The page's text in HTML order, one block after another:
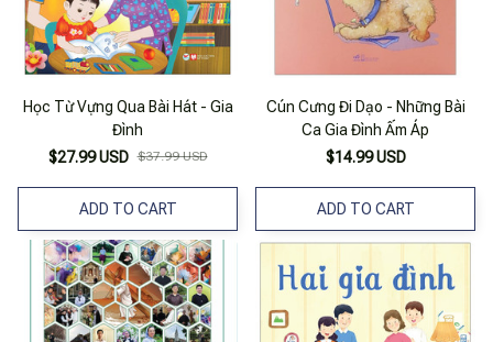
Học Từ Vựng Qua Bài Hát - Gia
Đình
$27.99 USD $37.99 USD
ADD TO CART
Cún Cưng Đi Dạo - Những Bài
Ca Gia Đình Ấm Áp
$14.99 USD
ADD TO CART